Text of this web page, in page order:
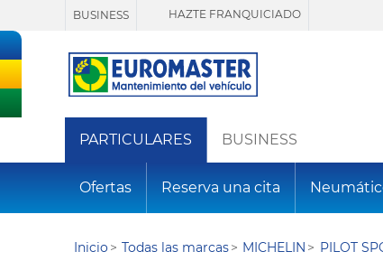
BUSINESS HAZTE FRANQUICIADO
PARTICULARES BUSINESS
Ofertas Reserva una cita
Inicio Todas las marcas MICHELIN PILOT